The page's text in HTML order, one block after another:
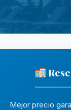
Mejor precio